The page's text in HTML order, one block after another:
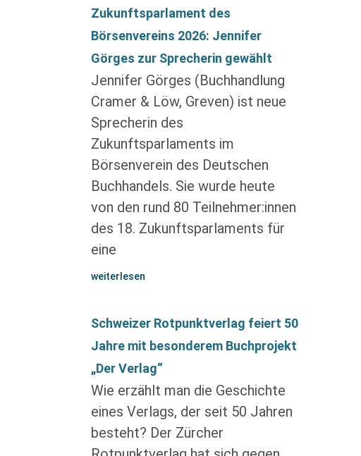
Zukunftsparlament des
Börsenvereins 2026: Jennifer
Görges zur Sprecherin gewählt
Jennifer Görges (Buchhandlung
Cramer & Löw, Greven) ist neue
Sprecherin des
Zukunftsparlaments im
Börsenverein des Deutschen
Buchhandels. Sie wurde heute
von den rund 80 Teilnehmer:innen
des 18. Zukunftsparlaments für
eine
weiterlesen
Schweizer Rotpunktverlag feiert 50
Jahre mit besonderem Buchprojekt
„Der Verlag“
Wie erzählt man die Geschichte
eines Verlags, der seit 50 Jahren
besteht? Der Zürcher